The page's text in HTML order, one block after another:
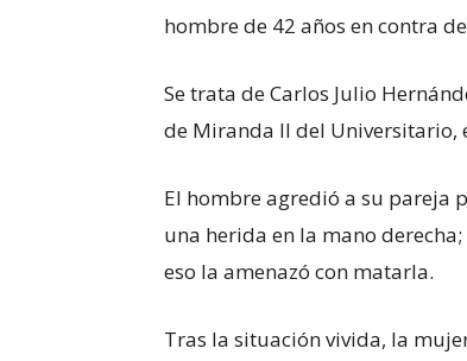
hombre de 42 años en contra
Se trata de Carlos Julio
de Miranda II del Universitario,
El hombre agredió a su pareja
una herida en la mano
eso la amenazó con matarla.
Tras la situación vivida, la